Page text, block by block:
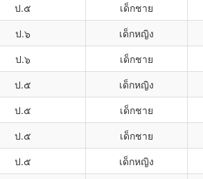
ป.๕ เด็กชาย
ป.๖ เด็กหญิง
ป.๖ เด็กชาย
ป.๕ เด็กหญิง
ป.๕ เด็กชาย
ป.๕ เด็กชาย
ป.๕ เด็กหญิง